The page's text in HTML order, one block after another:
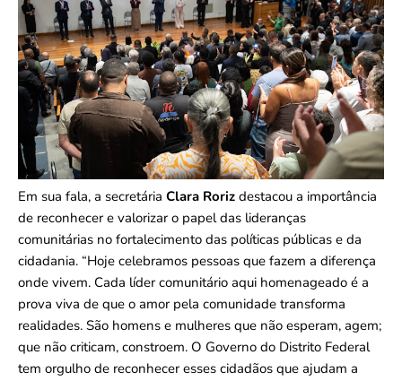
Em sua fala, a secretária Clara Roriz destacou a importância
de reconhecer e valorizar o papel das lideranças
comunitárias no fortalecimento das políticas públicas e da
cidadania. “Hoje celebramos pessoas que fazem a diferença
onde vivem. Cada líder comunitário aqui homenageado é a
prova viva de que o amor pela comunidade transforma
realidades. São homens e mulheres que não esperam, agem;
que não criticam, constroem. O Governo do Distrito Federal
tem orgulho de reconhecer esses cidadãos que ajudam a